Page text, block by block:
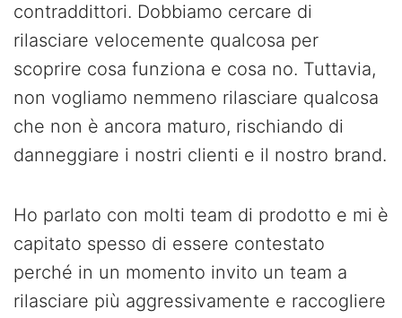
contraddittori. Dobbiamo cercare di
rilasciare velocemente qualcosa per
scoprire cosa funziona e cosa no. Tuttavia,
non vogliamo nemmeno rilasciare qualcosa
che non è ancora maturo, rischiando di
danneggiare i nostri clienti e il nostro brand.
Ho parlato con molti team di prodotto e mi è
capitato spesso di essere contestato
perché in un momento invito un team a
rilasciare più aggressivamente e raccogliere